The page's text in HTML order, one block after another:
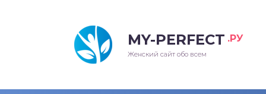
MY-PERFECT .РУ
Женский сайт обо всем